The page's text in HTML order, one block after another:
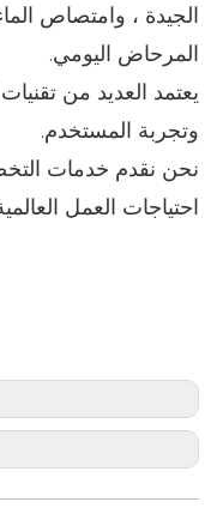
الجيدة ، وامتصاص
المرحاض اليومي.
يعتمد العديد من
وتجربة المستخدم.
نحن نقدم خدمات
احتياجات العمل